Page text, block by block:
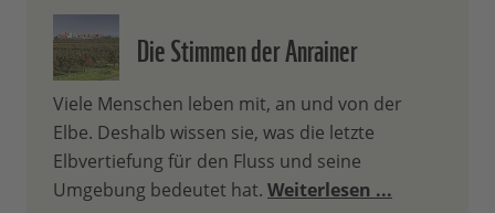
Die Stimmen der Anrainer
Viele Menschen leben mit, an und von der
Elbe. Deshalb wissen sie, was die letzte
Elbvertiefung für den Fluss und seine
Umgebung bedeutet hat. Weiterlesen ...